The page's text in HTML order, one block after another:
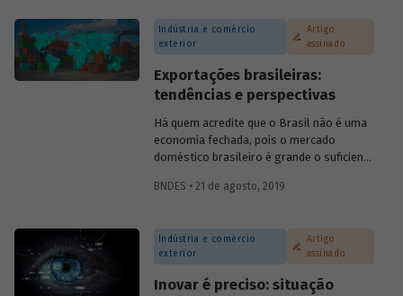
governos devem, de fato, intervir para o
desenvolvimento de um segmento da
economia. E, em caso positivo, como
deveria se dar esse apoio?
Indústria e comércio
exterior
Artigo
assinado
Exportações brasileiras:
tendências e perspectivas
Há quem acredite que o Brasil não é uma
economia fechada, pois o mercado
doméstico brasileiro é grande o suficiente
importações no produto interno bruto
mesma participação que os Estados
Unidos da América (EUA) no mercado
externo, logo sua economia não pode ser
BNDES • 21 de agosto, 2019
Indústria e comércio
exterior
Artigo
assinado
Inovar é preciso: situação